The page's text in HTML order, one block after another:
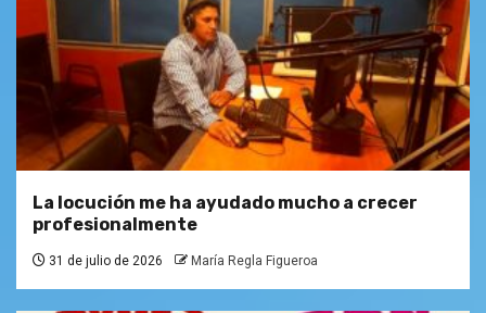
La locución me ha ayudado mucho a crecer
profesionalmente
31 de julio de 2026 María Regla Figueroa